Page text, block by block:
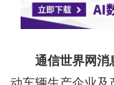
通信世界网消